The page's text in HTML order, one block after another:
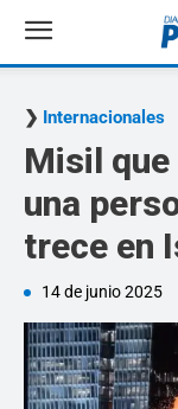
Internacionales
Misil
una
trece en
14 de junio 2025